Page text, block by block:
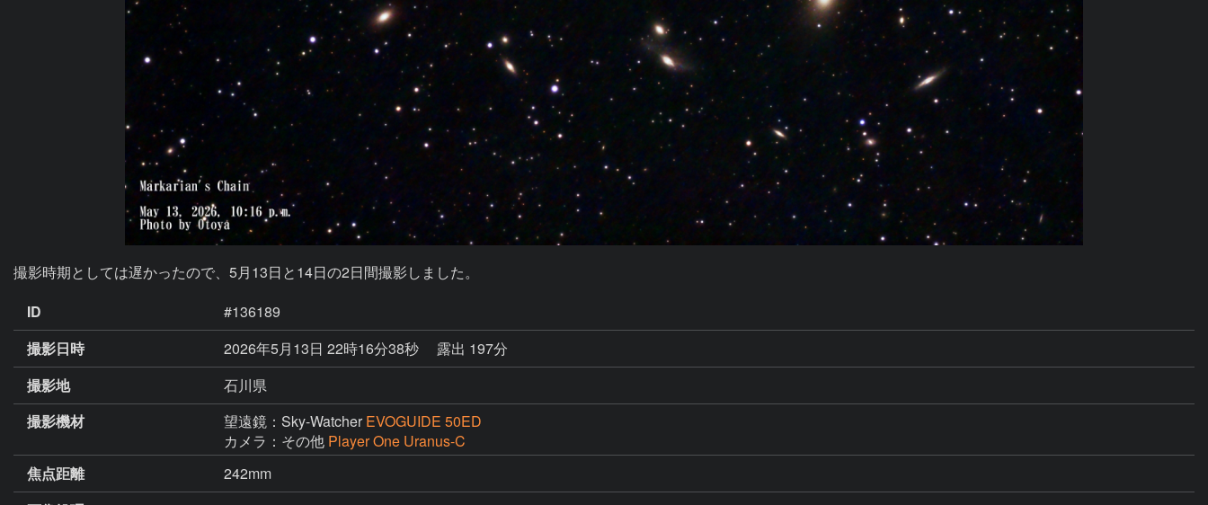
撮影時期としては遅かったので、5月13日と14日の2日間撮影しました。
ID
#136189
撮影日時
2026年5月13日 22時16分38秒
露出 197分
撮影地
石川県
撮影機材
望遠鏡：Sky-Watcher EVOGUIDE 50ED
カメラ：その他 Player One Uranus-C
焦点距離
242mm